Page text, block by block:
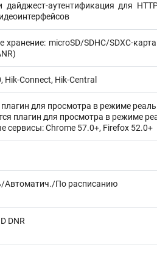
дайджест-аутентификация для
хранение: microSD/SDHC/SDXC-
Hik-Connect, Hik-Central
плагин для просмотра в режиме
плагин для просмотра в режиме
сервисы: Chrome 57.0+, Firefox 52.0+
Автоматич./По расписанию
DNR